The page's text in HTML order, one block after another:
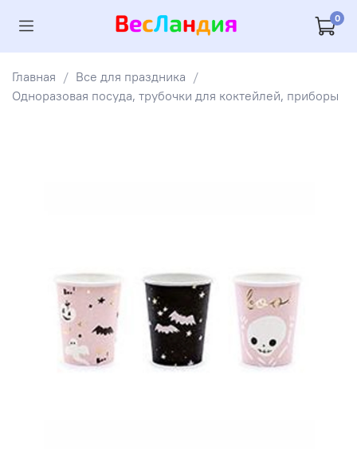
0
Главная
Все для праздника
Одноразовая посуда, трубочки для коктейлей, приборы